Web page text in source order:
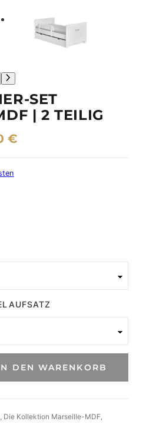
SET
| 2 TEILIG
€
DEN WARENKORB
Die Kollektion Marseille-MDF